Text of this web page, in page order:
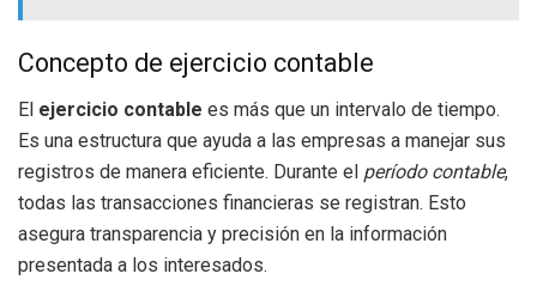
Concepto de ejercicio contable
El ejercicio contable es más que un intervalo de tiempo.
Es una estructura que ayuda a las empresas a manejar sus
registros de manera eficiente. Durante el período contable,
todas las transacciones financieras se registran. Esto
asegura transparencia y precisión en la información
presentada a los interesados.